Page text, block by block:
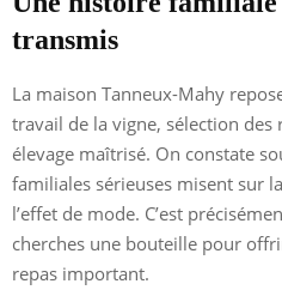
transmis
La maison Tanneux-Mahy
travail de la vigne, sélection
élevage maîtrisé. On constate
familiales sérieuses misent sur
l’effet de mode. C’est
cherches une bouteille pour
repas important.